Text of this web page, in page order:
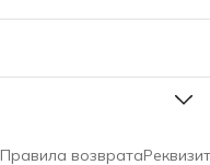
Правила возврата